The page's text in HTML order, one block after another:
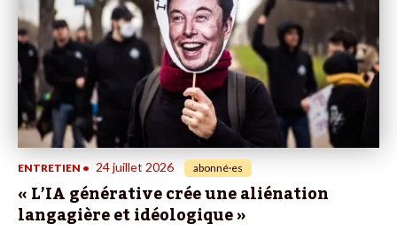
ENTRETIEN • 24 juillet 2026 abonné·es
« L’IA générative crée une aliénation
langagière et idéologique »